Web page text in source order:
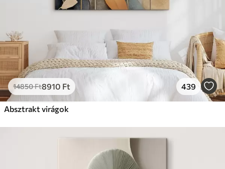
14850Ft8910 Ft 439
Absztrakt virágok